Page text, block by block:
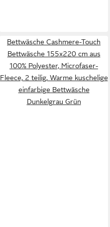
Bettwäsche Cashmere-Touch
Bettwäsche 155x220 cm aus
100% Polyester, Microfaser-
Fleece, 2 teilig, Warme kuschelige
einfarbige Bettwäsche
Dunkelgrau Grün